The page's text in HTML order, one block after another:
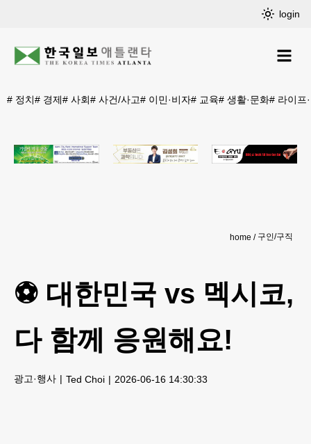
login
# 정치# 경제# 사회# 사건/사고# 이민·비자# 교육# 생활·문화# 라이프
home 구인/구직
⚽️ 대한민국 vs 멕시코,
다 함께 응원해요!
광고·행사 Ted Choi 2026-06-16 14:30:33